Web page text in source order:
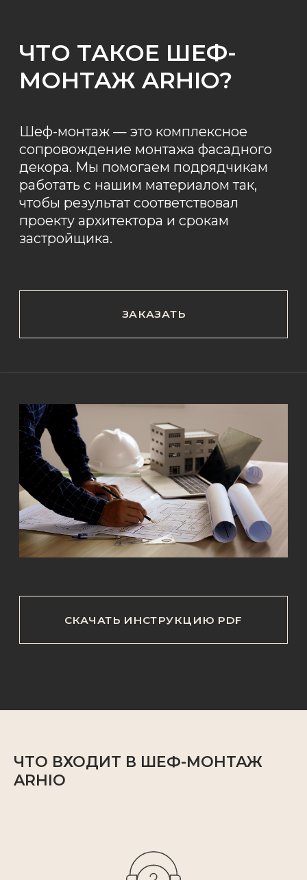
ЧТО ВХОДИТ В ШЕФ-МОНТАЖ
ARHIO